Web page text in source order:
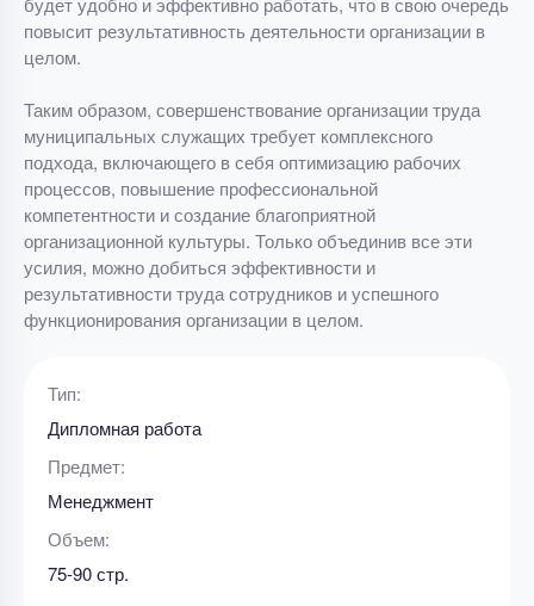
повысит результативность деятельности организации в
целом.
Таким образом, совершенствование организации труда
муниципальных служащих требует комплексного
подхода, включающего в себя оптимизацию рабочих
процессов, повышение профессиональной
компетентности и создание благоприятной
организационной культуры. Только объединив все эти
усилия, можно добиться эффективности и
результативности труда сотрудников и успешного
функционирования организации в целом.
Тип:
Дипломная работа
Предмет:
Менеджмент
Объем:
75-90 стр.